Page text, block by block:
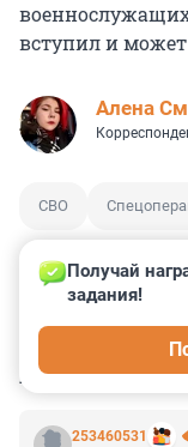
вступил и
Алена
СВО
253460531
Получай
задания!